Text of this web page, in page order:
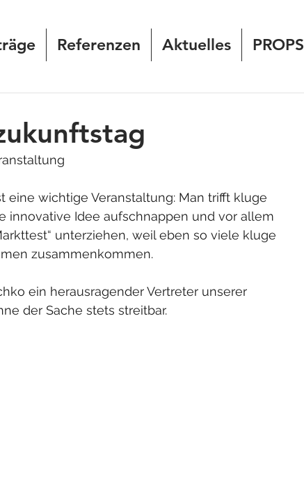
Referenzen Aktuelles PROPS
eine wichtige Veranstaltung: Man trifft kluge
innovative Idee aufschnappen und vor allem
unterziehen, weil eben so viele kluge
zusammenkommen.
ein herausragender Vertreter unserer
der Sache stets streitbar.